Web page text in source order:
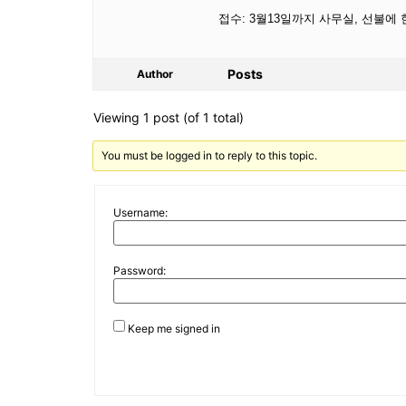
접수: 3월13일까지 사무실, 선불에
Author Posts
Viewing 1 post (of 1 total)
You must be logged in to reply to this topic.
Username:
Password:
Keep me signed in